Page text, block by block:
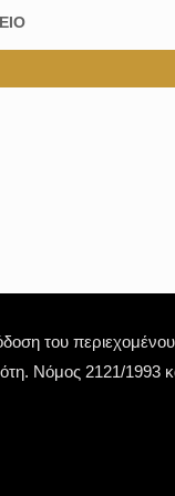
του
Νόμος 2121/1993